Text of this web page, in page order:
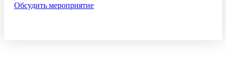
Обсудить мероприятие